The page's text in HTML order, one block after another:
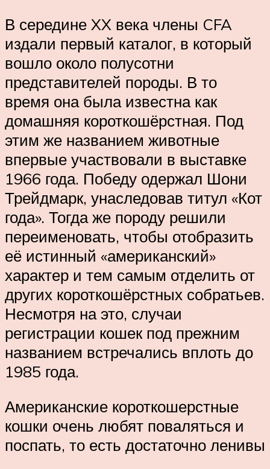
В середине XX века члены CFA
издали первый каталог, в который
вошло около полусотни
представителей породы. В то
время она была известна как
домашняя короткошёрстная. Под
этим же названием животные
впервые участвовали в выставке
1966 года. Победу одержал Шони
Трейдмарк, унаследовав титул «Кот
года». Тогда же породу решили
переименовать, чтобы отобразить
её истинный «американский»
характер и тем самым отделить от
других короткошёрстных собратьев.
Несмотря на это, случаи
регистрации кошек под прежним
названием встречались вплоть до
1985 года.
Американские короткошерстные
кошки очень любят поваляться и
поспать, то есть достаточно ленивы